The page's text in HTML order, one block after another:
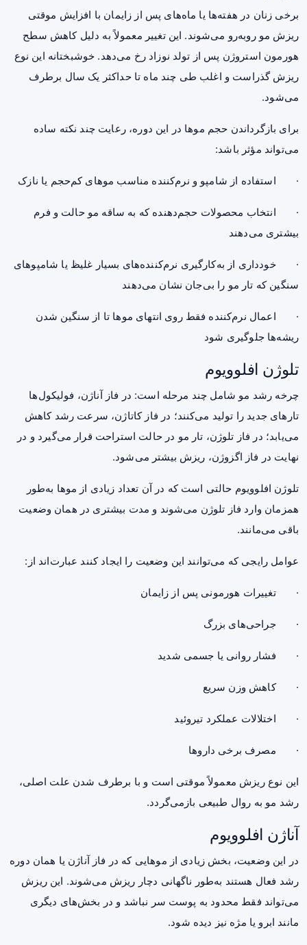
برخی زنان در هفته‌ها یا ماه‌های پس از زایمان با افزایش موقتی
ریزش مو روبه‌رو می‌شوند. این تغییر معمولاً به دلیل کاهش سطح
هورمون استروژن پس از تولد نوزاد رخ می‌دهد. خوشبختانه این نوع
ریزش گذراست و اغلب طی چند ماه تا حداکثر یک سال برطرف
می‌شود.
برای بازگرداندن حجم موها در این دوره، رعایت چند نکته ساده
می‌تواند مؤثر باشد:
· استفاده از شامپو و نرم‌کننده مناسب موهای کم‌حجم یا نازک
· انتخاب محصولات حجم‌دهنده که به ساقه مو حالت و فرم
بیشتری می‌دهند
· خودداری از به‌کارگیری نرم‌کننده‌های بسیار غلیظ یا شامپوهای
سنگین که تار مو را بی‌جان نشان می‌دهند
· اعمال نرم‌کننده فقط روی انتهای موها تا از سنگین شدن
ریشه‌ها جلوگیری شود
تلوژن افلوویوم
چرخه رشد مو شامل چند مرحله است: در فاز آناژن، فولیکول‌ها
تارهای جدید را تولید می‌کنند؛ در فاز کاتاژن، سرعت رشد کاهش
می‌یابد؛ در فاز تلوژن، تار مو در حالت استراحت قرار می‌گیرد و در
نهایت در فاز اگزوژن، ریزش بیشتر می‌شود.
تلوژن افلوویوم حالتی است که در آن تعداد زیادی از موها به‌طور
همزمان وارد فاز تلوژن می‌شوند و مدت بیشتری در همان وضعیت
باقی می‌مانند.
عوامل رایجی که می‌توانند این وضعیت را ایجاد کنند عبارت‌اند از:
· تغییرات هورمونی پس از زایمان
· جراحی‌های بزرگ
· فشار روانی یا جسمی شدید
· کاهش وزن سریع
· اختلالات عملکرد تیروئید
· مصرف برخی داروها
این نوع ریزش معمولاً موقتی است و با برطرف شدن علت اصلی،
رشد مو به روال طبیعی بازمی‌گردد.
آناژن افلوویوم
در این وضعیت، بخش زیادی از موهایی که در فاز آناژن یا همان دوره
رشد فعال هستند به‌طور ناگهانی دچار ریزش می‌شوند. این ریزش
می‌تواند فقط محدود به پوست سر نباشد و در بخش‌های دیگری
مانند ابرو یا مژه نیز دیده شود.